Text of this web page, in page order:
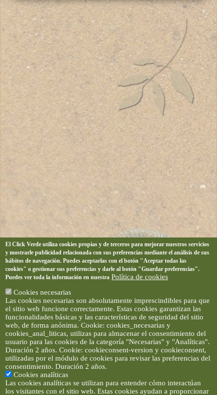
El Click Verde utiliza cookies propias y de terceros para mejorar nuestros servicios
y mostrarle publicidad relacionada con sus preferencias mediante el análisis de sus
hábitos de navegación. Puedes aceptarlas con el botón "Aceptar todas las
cookies" o gestionar sus preferencias y darle al botón "Guardar preferencias".
Puedes ver toda la información en nuestra Política de cookies
Cookies necesarias
Las cookies necesarias son absolutamente imprescindibles para que
el sitio web funcione correctamente. Estas cookies garantizan las
funcionalidades básicas y las características de seguridad del sitio
web, de forma anónima. Cookie: cookies_necesarias y
cookies_anal_liticas, utilizas para almacenar el consentimiento del
usuario para las cookies de la categoría "Necesarias" y "Analíticas".
Duración 2 años. Cookie: cookieconsent-version y cookieconsent,
utilizadas por el módulo de cookies para revisar las preferencias del
consentimiento. Duración 2 años.
Cookies analíticas
Las cookies analíticas se utilizan para entender cómo interactúan
los visitantes con el sitio web. Estas cookies ayudan a proporcionar